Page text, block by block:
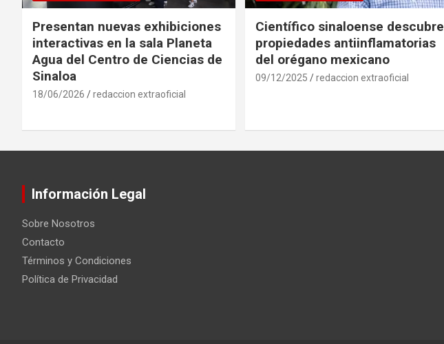
Presentan nuevas exhibiciones
interactivas en la sala Planeta
Agua del Centro de Ciencias de
Sinaloa
18/06/2026 redaccion extraoficial
Científico sinaloense descubre
propiedades antiinflamatorias
del orégano mexicano
09/12/2025 redaccion extraoficial
Información Legal
Sobre Nosotros
Contacto
Términos y Condiciones
Política de Privacidad